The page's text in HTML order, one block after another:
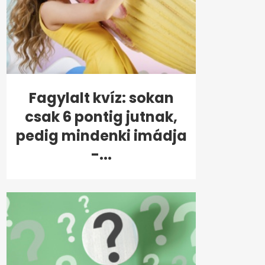
Fagylalt kvíz: sokan
csak 6 pontig jutnak,
pedig mindenki imádja
-...